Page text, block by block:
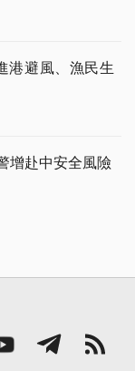
港避風、漁民生
增赴中安全風險